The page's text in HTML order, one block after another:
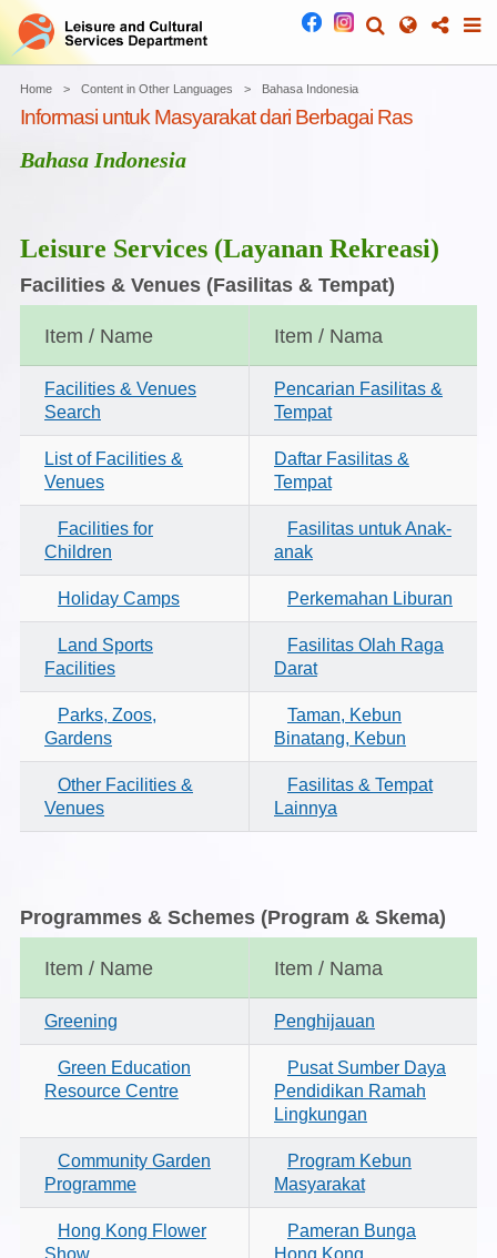
Home Content in Other Languages Bahasa Indonesia
Informasi untuk Masyarakat dari Berbagai Ras
Bahasa Indonesia
Leisure Services (Layanan Rekreasi)
Facilities & Venues (Fasilitas & Tempat)
Item / Name Item / Nama
Facilities & Venues
Search
Pencarian Fasilitas &
Tempat
List of Facilities &
Venues
Daftar Fasilitas &
Tempat
Facilities for
Children
Fasilitas untuk Anak-
anak
Holiday Camps Perkemahan Liburan
Land Sports
Facilities
Fasilitas Olah Raga
Darat
Parks, Zoos,
Gardens
Taman, Kebun
Binatang, Kebun
Other Facilities &
Venues
Fasilitas & Tempat
Lainnya
Programmes & Schemes (Program & Skema)
Item / Name Item / Nama
Greening Penghijauan
Green Education
Resource Centre
Pusat Sumber Daya
Pendidikan Ramah
Lingkungan
Community Garden
Programme
Program Kebun
Masyarakat
Hong Kong Flower
Pameran Bunga